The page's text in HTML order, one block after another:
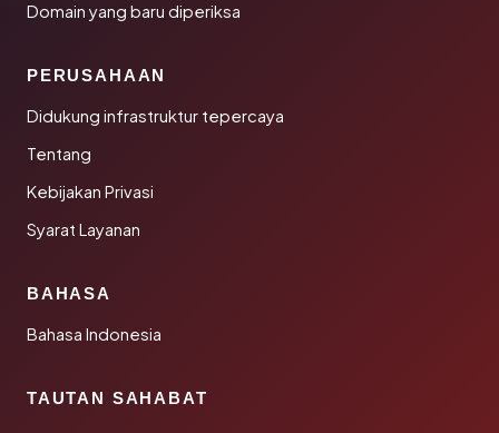
Domain yang baru diperiksa
PERUSAHAAN
Didukung infrastruktur tepercaya
Tentang
Kebijakan Privasi
Syarat Layanan
BAHASA
Bahasa Indonesia
TAUTAN SAHABAT